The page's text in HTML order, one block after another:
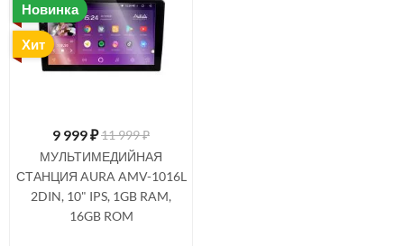
Новинка
Хит
9 999₽11 999 ₽
МУЛЬТИМЕДИЙНАЯ
СТАНЦИЯ AURA AMV-1016L
2DIN, 10" IPS, 1GB RAM,
16GB ROM